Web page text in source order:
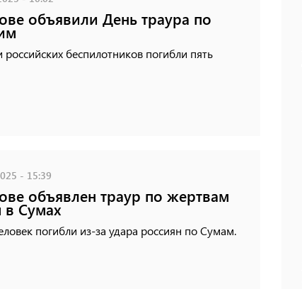
объявили День траура по
российских беспилотников погибли пять
- 15:39
объявлен траур по жертвам
в Сумах
погибли из-за удара россиян по Сумам.